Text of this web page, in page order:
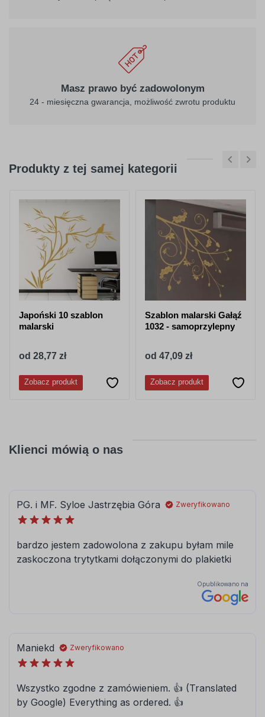
Masz prawo być zadowolonym
24 - miesięczna gwarancja, możliwość zwrotu produktu
Produkty z tej samej kategorii
Japoński 10 szablon
malarski
od 28,77 zł
Zobacz produkt
Szablon malarski Gałąź
1032 - samoprzylepny
od 47,09 zł
Zobacz produkt
Klienci mówią o nas